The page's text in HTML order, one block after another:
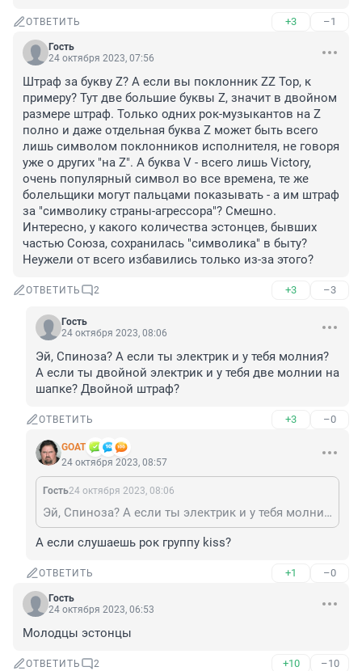
ОТВЕТИТЬ +3 –1
Гость
24 октября 2023, 07:56
Штраф за букву Z? А если вы поклонник ZZ Top, к
примеру? Тут две большие буквы Z, значит в двойном
размере штраф. Только одних рок-музыкантов на Z
полно и даже отдельная буква Z может быть всего
лишь символом поклонников исполнителя, не говоря
уже о других "на Z". А буква V - всего лишь Victory,
очень популярный символ во все времена, те же
болельщики могут пальцами показывать - а им штраф
за "символику страны-агрессора"? Смешно.
Интересно, у какого количества эстонцев, бывших
частью Союза, сохранилась "символика" в быту?
Неужели от всего избавились только из-за этого?
ОТВЕТИТЬ 2 +3 –3
Гость
24 октября 2023, 08:06
Эй, Спиноза? А если ты электрик и у тебя молния?
А если ты двойной электрик и у тебя две молнии на
шапке? Двойной штраф?
ОТВЕТИТЬ +3 –0
GOAT
24 октября 2023, 08:57
Гость24 октября 2023, 08:06
Эй, Спиноза? А если ты электрик и у тебя молния? А если ты двойной электрик и у тебя две молнии на шапке? Двойной штраф?
А если слушаешь рок группу kiss?
ОТВЕТИТЬ +1 –0
Гость
24 октября 2023, 06:53
Молодцы эстонцы
ОТВЕТИТЬ 2 +10 –10